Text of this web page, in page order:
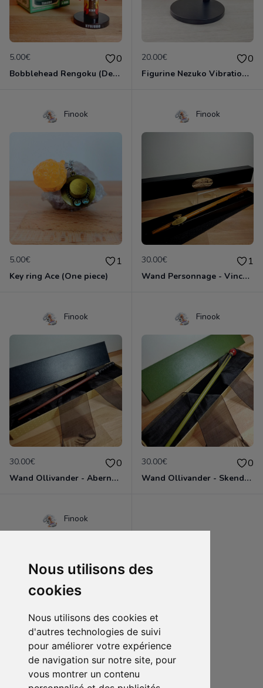
Nous utilisons des
cookies
Nous utilisons des cookies et
d'autres technologies de suivi
pour améliorer votre expérience
de navigation sur notre site, pour
vous montrer un contenu
5.00€ 0
Bobblehead Rengoku (Demon Slayer)
20.00€ 0
Figurine Nezuko Vibration Stars (Demon Slayer)
Finook
5.00€ 1
Key ring Ace (One piece)
Finook
30.00€ 1
Wand Personnage - Vincent Crabbe (Harry Potter)
Finook
30.00€ 0
Wand Ollivander - Abernathy (Harry Potter)
Finook
30.00€ 0
Wand Ollivander - Skender (Harry Potter)
Finook
6.00€ 0
Art board Diablo 💧 (Tensura)